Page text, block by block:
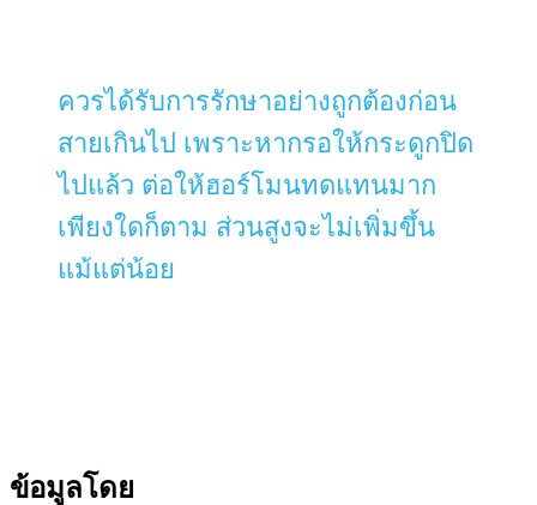
ควรได้รับการรักษาอย่างถูกต้องก่อน
สายเกินไป เพราะหากรอให้กระดูกปิด
ไปแล้ว ต่อให้ฮอร์โมนทดแทนมาก
เพียงใดก็ตาม ส่วนสูงจะไม่เพิ่มขึ้น
แม้แต่น้อย
ข้อมูลโดย